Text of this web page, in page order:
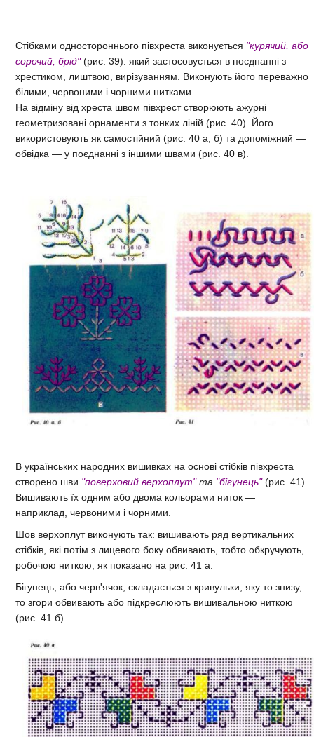
Стібками одностороннього півхреста виконується "курячий, або
сорочий, брід"(рис. 39). який застосовується в поєднанні з
хрестиком, лиштвою, вирізуванням. Виконують його переважно
білими, червоними і чорними нитками.
На відміну від хреста швом півхрест створюють ажурні
геометризовані орнаменти з тонких ліній (рис. 40). Його
використовують як самостійний (рис. 40 а, б) та допоміжний —
обвідка — у поєднанні з іншими швами (рис. 40 в).
В українських народних вишивках на основі стібків півхреста
створено шви "поверховий верхоплут"та "бігунець" (рис. 41).
Вишивають їх одним або двома кольорами ниток —
наприклад, червоними і чорними.
Шов верхоплут виконують так: вишивають ряд вертикальних
стібків, які потім з лицевого боку обвивають, тобто обкручують,
робочою ниткою, як показано на рис. 41 а.
Бігунець, або черв'ячок, складається з кривульки, яку то знизу,
то згори обвивають або підкреслюють вишивальною ниткою
(рис. 41 б).